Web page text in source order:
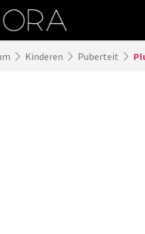
Kinderen Puberteit